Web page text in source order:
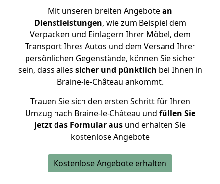
Mit unseren breiten Angebotean
Dienstleistungen, wie zum Beispiel dem
Verpacken und Einlagern Ihrer Möbel, dem
Transport Ihres Autos und dem Versand Ihrer
persönlichen Gegenstände, können Sie sicher
sein, dass alles sicher und pünktlich bei Ihnen in
Braine-le-Château ankommt.
Trauen Sie sich den ersten Schritt für Ihren
Umzug nach Braine-le-Château und füllen Sie
jetzt das Formular aus und erhalten Sie
kostenlose Angebote
Kostenlose Angebote erhalten